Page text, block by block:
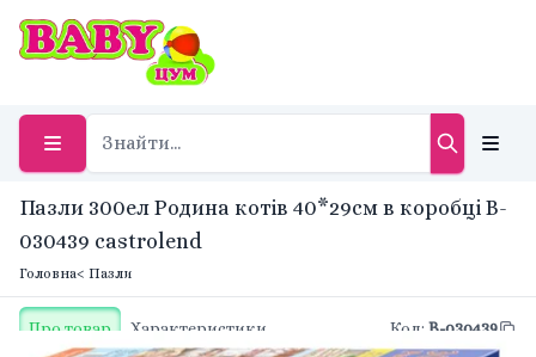
Пазли 300ел Родина котів 40*29см в коробці B-
030439 castrolend
Головна< Пазли
Про товар Характеристики Код: B-030439